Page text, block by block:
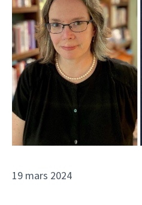
19 mars 2024